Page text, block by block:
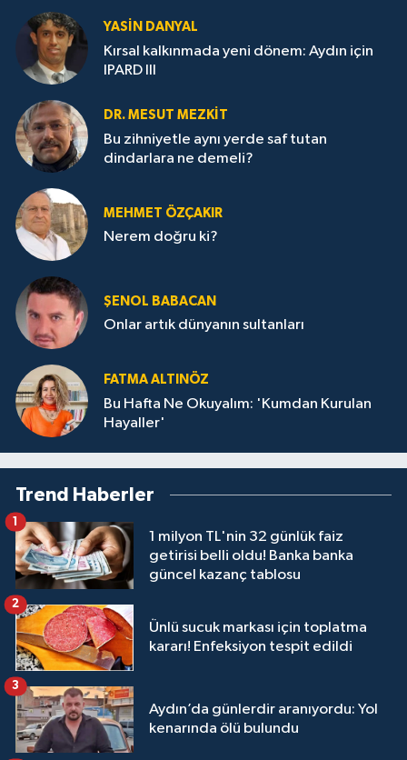
YASIN DANYAL
Kırsal kalkınmada yeni dönem: Aydın için
IPARD III
DR. MESUT MEZKIT
Bu zihniyetle aynı yerde saf tutan
dindarlara ne demeli?
MEHMET ÖZÇAKIR
Nerem doğru ki?
ŞENOL BABACAN
Onlar artık dünyanın sultanları
FATMA ALTINÖZ
Bu Hafta Ne Okuyalım: 'Kumdan Kurulan
Hayaller'
Trend Haberler
1 milyon TL'nin 32 günlük faiz
getirisi belli oldu! Banka banka
güncel kazanç tablosu
1
Ünlü sucuk markası için toplatma
kararı! Enfeksiyon tespit edildi
2
Aydın’da günlerdir aranıyordu: Yol
kenarında ölü bulundu
3